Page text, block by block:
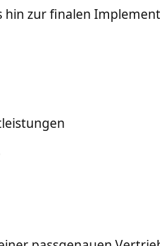
hin zur finalen